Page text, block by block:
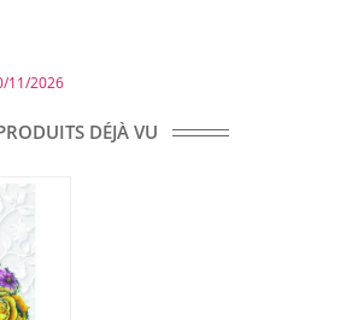
11/2026
DÉJÀ VU